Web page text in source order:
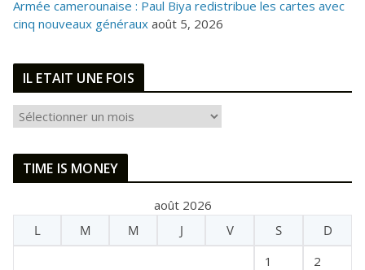
Armée camerounaise : Paul Biya redistribue les cartes avec
cinq nouveaux généraux août 5, 2026
IL ETAIT UNE FOIS
E
I
U
TIME IS MONEY
août 2026
L
M M J V S
D
1
2